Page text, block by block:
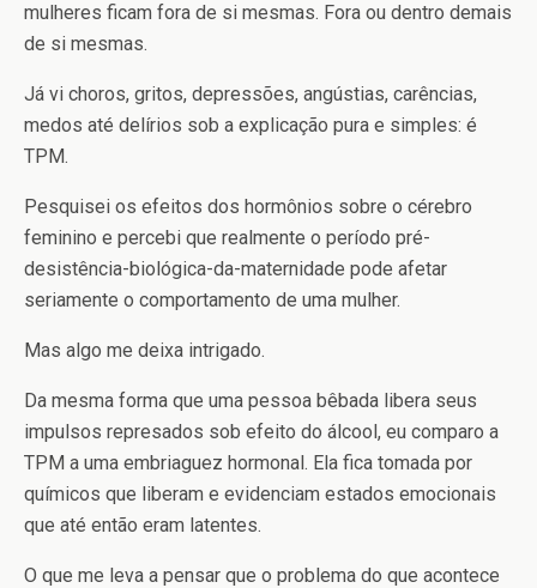
mulheres ficam fora de si mesmas. Fora ou dentro demais
de si mesmas.
Já vi choros, gritos, depressões, angústias, carências,
medos até delírios sob a explicação pura e simples: é
TPM.
Pesquisei os efeitos dos hormônios sobre o cérebro
feminino e percebi que realmente o período pré-
desistência-biológica-da-maternidade pode afetar
seriamente o comportamento de uma mulher.
Mas algo me deixa intrigado.
Da mesma forma que uma pessoa bêbada libera seus
impulsos represados sob efeito do álcool, eu comparo a
TPM a uma embriaguez hormonal. Ela fica tomada por
químicos que liberam e evidenciam estados emocionais
que até então eram latentes.
O que me leva a pensar que o problema do que acontece